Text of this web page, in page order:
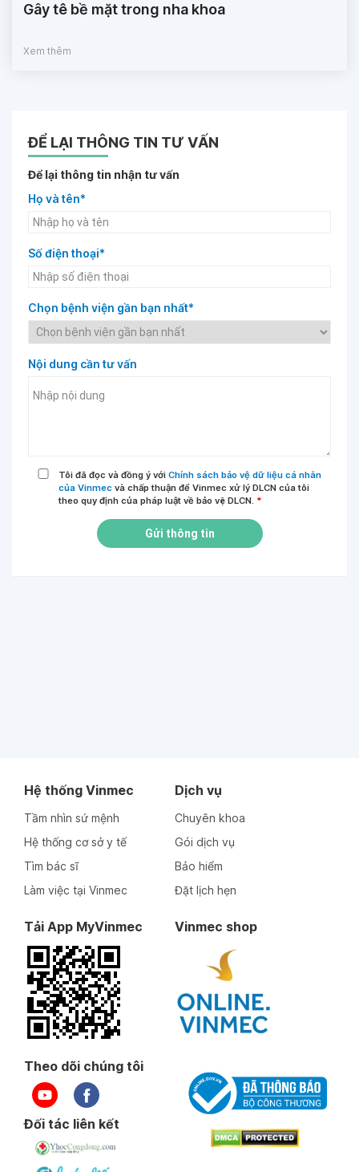
Gây tê bề mặt trong nha khoa
Xem thêm
ĐỂ LẠI THÔNG TIN TƯ VẤN
Để lại thông tin nhận tư vấn
Họ và tên*
Số điện thoại*
Chọn bệnh viện gần bạn nhất*
Nội dung cần tư vấn
Tôi đã đọc và đồng ý với Chính sách bảo vệ dữ liệu cá nhân
của Vinmec và chấp thuận để Vinmec xử lý DLCN của tôi
theo quy định của pháp luật về bảo vệ DLCN. *
Gửi thông tin
Hệ thống Vinmec
Tầm nhìn sứ mệnh
Hệ thống cơ sở y tế
Tìm bác sĩ
Làm việc tại Vinmec
Dịch vụ
Chuyên khoa
Gói dịch vụ
Bảo hiểm
Đặt lịch hẹn
Tải App MyVinmec Vinmec shop
Theo dõi chúng tôi
Đối tác liên kết